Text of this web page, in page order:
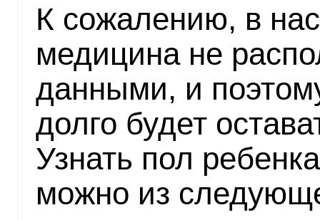
К сожалению, в
медицина не
данными, и
долго будет
Узнать пол
можно из